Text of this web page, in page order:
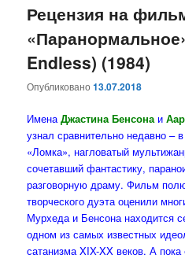
Рецензия на
Endless) (1984)
Опубликовано13.07.2018
ИменаДжастина Бенсонаи
узнал сравнительно недавно –
«Ломка», нагловатый
сочетавший фантастику,
разговорную драму. Фильм
творческого дуэта оценили
Мурхеда и Бенсона находится
одном из самых известных
сатанизма XIX-XX веков. А